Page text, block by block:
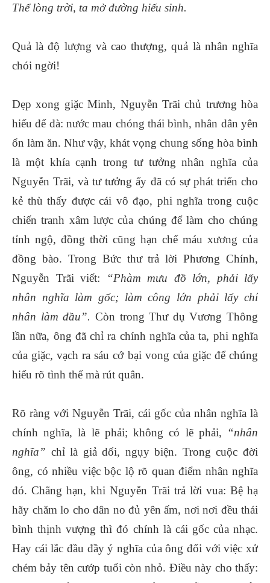
Thể lòng trời, ta mở đường hiếu sinh.
Quả là độ lượng và cao thượng, quả là nhân nghĩa
chói ngời!
Dẹp xong giặc Minh, Nguyễn Trãi chủ trương hòa
hiếu để đà: nước mau chóng thái bình, nhân dân yên
ổn làm ăn. Như vậy, khát vọng chung sống hòa bình
là một khía cạnh trong tư tưởng nhân nghĩa của
Nguyễn Trãi, và tư tưởng ấy đã có sự phát triển cho
kẻ thù thấy được cái vô đạo, phi nghĩa trong cuộc
chiến tranh xâm lược của chúng để làm cho chúng
tỉnh ngộ, đồng thời cũng hạn chế máu xương của
đồng bào. Trong Bức thư trả lời Phương Chính,
Nguyễn Trãi viết:
“Phàm mưu đồ lớn, phải lấy
nhân nghĩa làm gốc; làm công lớn phải lấy chí
nhân làm đầu”. Còn trong Thư dụ Vương Thông
lần nữa, ông đã chỉ ra chính nghĩa của ta, phi nghĩa
của giặc, vạch ra sáu cớ bại vong của giặc để chúng
hiểu rõ tình thế mà rút quân.
Rõ ràng với Nguyễn Trãi, cái gốc của nhân nghĩa là
chính nghĩa, là lẽ phải; không có lẽ phải, “nhân
nghĩa” chỉ là giả dối, ngụy biện. Trong cuộc đời
ông, có nhiều việc bộc lộ rõ quan điểm nhân nghĩa
đó. Chẳng hạn, khi Nguyễn Trãi trả lời vua: Bệ hạ
hãy chăm lo cho dân no đủ yên ấm, nơi nơi đều thái
bình thịnh vượng thì đó chính là cái gốc của nhạc.
Hay cái lắc đầu đầy ý nghĩa của ông đối với việc xử
chém bảy tên cướp tuổi còn nhỏ. Điều này cho thấy: